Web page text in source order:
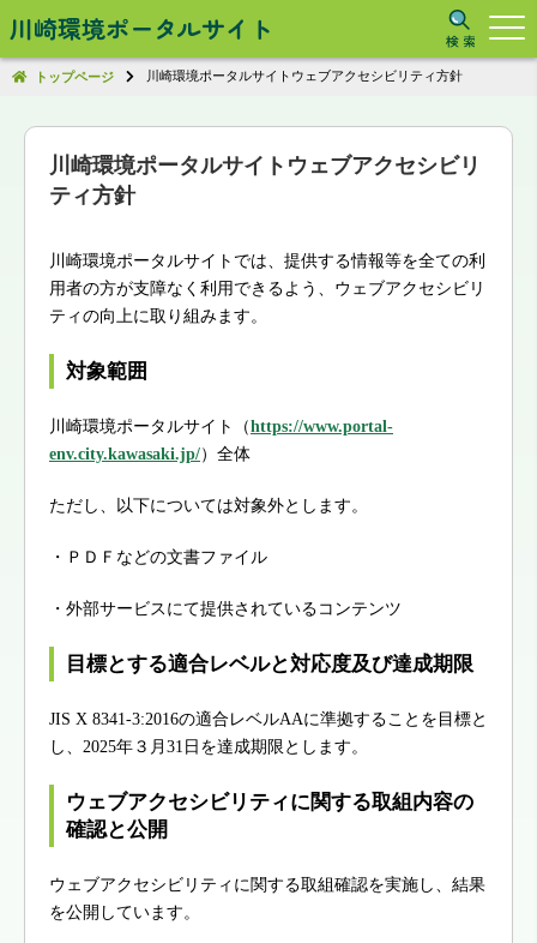
川崎環境ポータルサイト
トップページ 川崎環境ポータルサイトウェブアクセシビリティ方針
川崎環境ポータルサイトウェブアクセシビリ
ティ方針
川崎環境ポータルサイトでは、提供する情報等を全ての利
用者の方が支障なく利用できるよう、ウェブアクセシビリ
ティの向上に取り組みます。
対象範囲
川崎環境ポータルサイト（https://www.portal-
env.city.kawasaki.jp/）全体
ただし、以下については対象外とします。
・ＰＤＦなどの文書ファイル
・外部サービスにて提供されているコンテンツ
目標とする適合レベルと対応度及び達成期限
JIS X 8341-3:2016の適合レベルAAに準拠することを目標と
し、2025年３月31日を達成期限とします。
ウェブアクセシビリティに関する取組内容の
確認と公開
ウェブアクセシビリティに関する取組確認を実施し、結果
を公開しています。